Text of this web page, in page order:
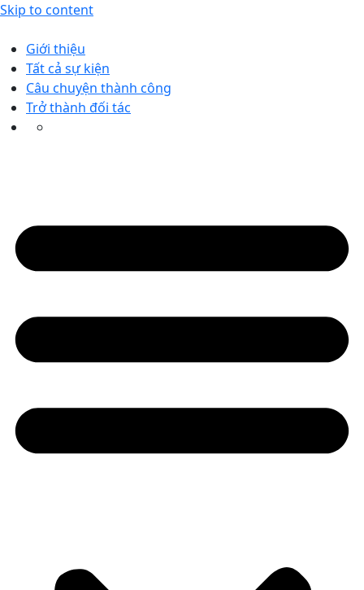
Skip to content
Giới thiệu
Tất cả sự kiện
Câu chuyện thành công
Trở thành đối tác